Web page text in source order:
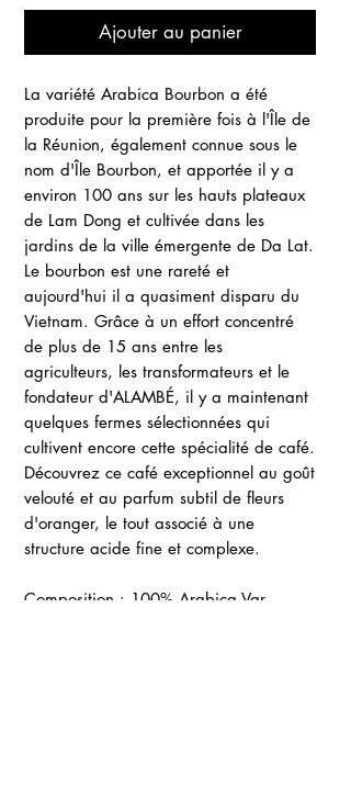
Ajouter au panier
La variété Arabica Bourbon a été
produite pour la première fois à l'Île de
la Réunion, également connue sous le
nom d'Île Bourbon, et apportée il y a
environ 100 ans sur les hauts plateaux
de Lam Dong et cultivée dans les
jardins de la ville émergente de Da Lat.
Le bourbon est une rareté et
aujourd'hui il a quasiment disparu du
Vietnam. Grâce à un effort concentré
de plus de 15 ans entre les
agriculteurs, les transformateurs et le
fondateur d'ALAMBÉ, il y a maintenant
quelques fermes sélectionnées qui
cultivent encore cette spécialité de café.
Découvrez ce café exceptionnel au goût
velouté et au parfum subtil de fleurs
d'oranger, le tout associé à une
structure acide fine et complexe.
Composition : 100% Arabica Var.